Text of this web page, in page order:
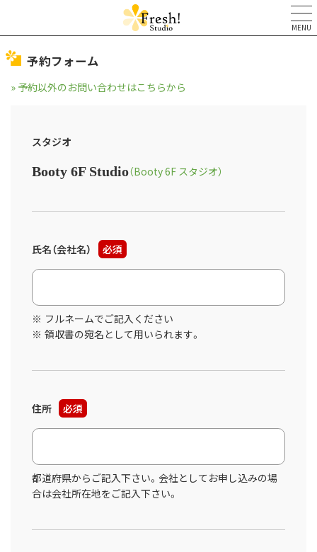
MENU
予約フォーム
» 予約以外のお問い合わせはこちらから
スタジオ
Booty 6F Studio（Booty 6F スタジオ）
氏名（会社名） 必須
フルネームでご記入ください
領収書の宛名として用いられます。
住所 必須
都道府県からご記入下さい。会社としてお申し込みの場
合は会社所在地をご記入下さい。